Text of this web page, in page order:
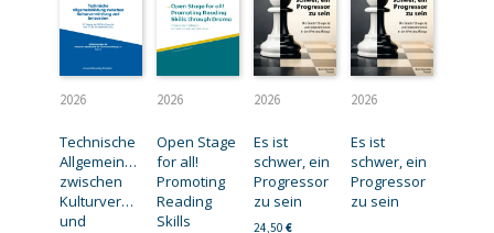
2026
Technische
Allgemeinbildung
zwischen
Kulturvermittlung
und
2026
Open Stage
for all!
Promoting
Reading
Skills
2026
Es ist
schwer, ein
Progressor
zu sein
24,50 €
2026
Es ist
schwer, ein
Progressor
zu sein